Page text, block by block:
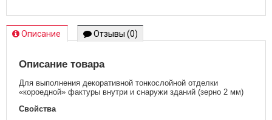
Описание Отзывы (0)
Описание товара
Для выполнения декоративной тонкослойной отделки
«короедной» фактуры внутри и снаружи зданий (зерно 2 мм)
Свойства